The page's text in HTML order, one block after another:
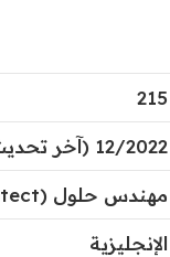
215
12/2022 (آخر تحديث: 12/2022)
مهندس حلول (Solutions Architect)
الإنجليزية